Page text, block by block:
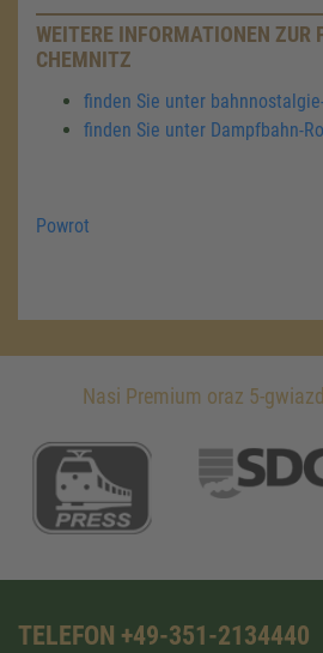
WEITERE INFORMATIONEN ZUR
CHEMNITZ
finden Sie unter
finden Sie unter Dampfbahn-
Powrot
Nasi Premium oraz 5-
TELEFON +49-351-2134440